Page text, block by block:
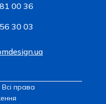
00 36
30 03
права